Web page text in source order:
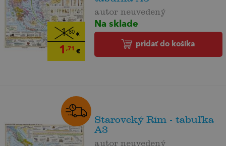
1,80€
1 ,71 €
autor neuvedený
Na sklade
pridať do košíka
Staroveký Rím - tabuľka
A3
autor neuvedený